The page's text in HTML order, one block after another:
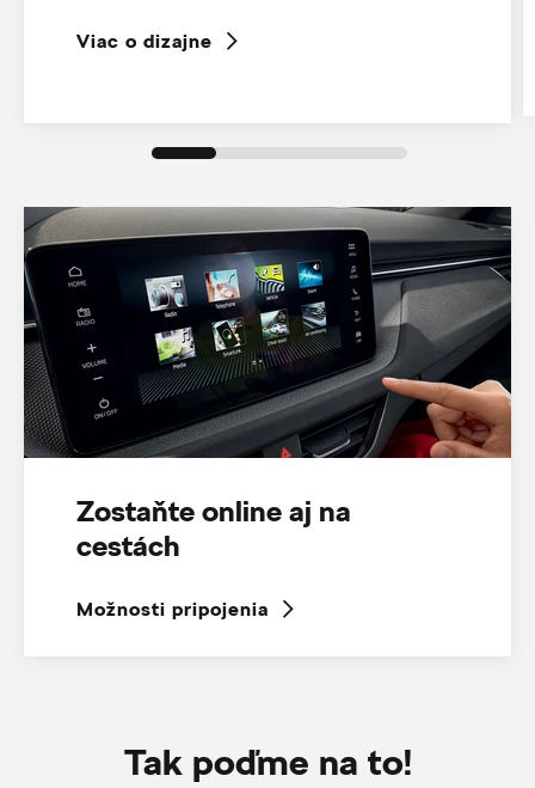
Viac o dizajne
Zostaňte online aj na
cestách
Možnosti pripojenia
Tak poďme na to!